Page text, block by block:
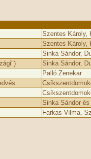
Szentes Károly,
Szentes Károly,
Sinka Sándor,
Sinka Sándor,
Palló Zenekar
Sinka Sándor
Farkas Vilma,